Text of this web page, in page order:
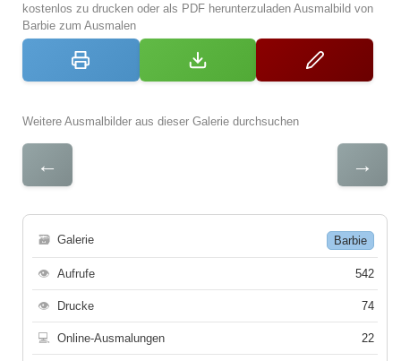
kostenlos zu drucken oder als PDF herunterzuladen Ausmalbild von
Barbie zum Ausmalen
Weitere Ausmalbilder aus dieser Galerie durchsuchen
← →
🗃 Galerie Barbie
👁 Aufrufe 542
👁 Drucke 74
💻 Online-Ausmalungen 22